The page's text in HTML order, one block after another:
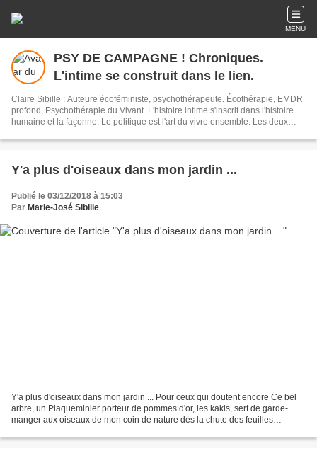
MENU
PSY DE CAMPAGNE ! Chroniques.
L'intime se construit dans le lien.
Claire Sibille : Auteure écoféministe, psychothérapeute. Écothérapie, EMDR
profond, Psychothérapie du Vivant. L'histoire intime s'inscrit dans l'histoire
humaine et la façonne. Le politique est l'art du vivre ensemble. Les deux
du monde. Newsletter : vous recevez mes articles une fois par mois environ.
Y'a plus d'oiseaux dans mon jardin ...
Publié le 03/12/2018 à 15:03
Par Marie-José Sibille
Y'a plus d'oiseaux dans mon jardin ... Pour ceux qui doutent encore Ce bel
arbre, un Plaqueminier porteur de pommes d'or, les kakis, sert de garde-
manger aux oiseaux de mon coin de nature dès la chute des feuilles